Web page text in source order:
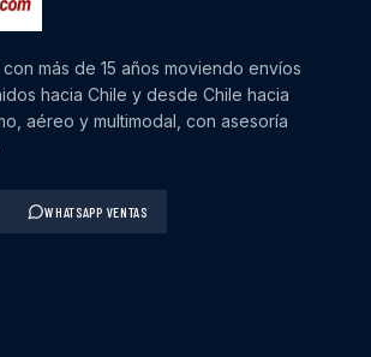
más de 15 años moviendo envíos
hacia Chile y desde Chile hacia
aéreo y multimodal, con asesoría
WHATSAPP VENTAS